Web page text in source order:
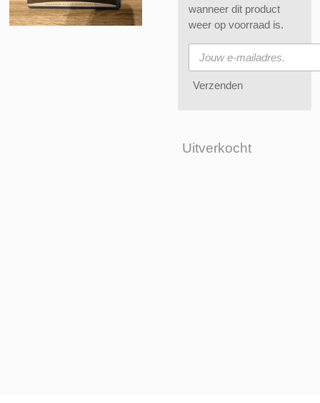
wanneer dit product
weer op voorraad is.
Verzenden
Uitverkocht